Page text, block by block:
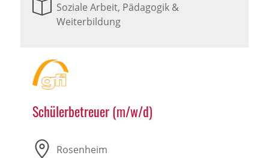
Soziale Arbeit, Pädagogik &
Weiterbildung
Schülerbetreuer (m/w/d)
Rosenheim